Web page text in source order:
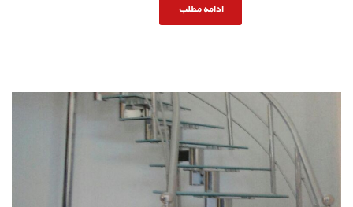
ادامه مطلب